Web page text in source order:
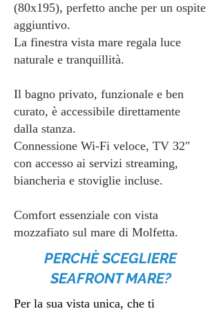
(80x195), perfetto anche per un ospite
aggiuntivo.
La finestra vista mare regala luce
naturale e tranquillità.
Il bagno privato, funzionale e ben
curato, è accessibile direttamente
dalla stanza.
Connessione Wi-Fi veloce, TV 32"
con accesso ai servizi streaming,
biancheria e stoviglie incluse.
Comfort essenziale con vista
mozzafiato sul mare di Molfetta.
PERCHÈ SCEGLIERE
SEAFRONT MARE?
Per la sua vista unica, che ti